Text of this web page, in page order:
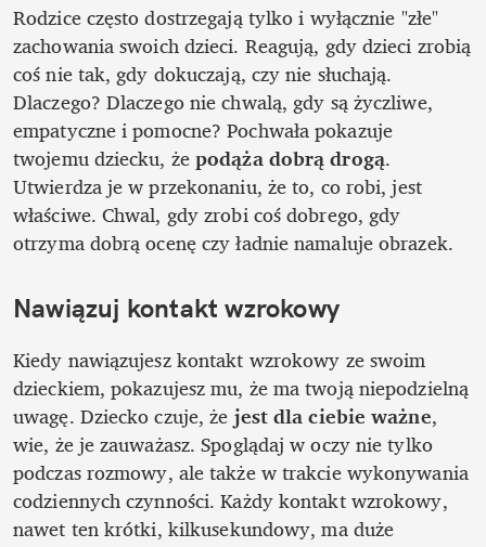
Rodzice często dostrzegają tylko i wyłącznie "złe"
zachowania swoich dzieci. Reagują, gdy dzieci zrobią
coś nie tak, gdy dokuczają, czy nie słuchają.
Dlaczego? Dlaczego nie chwalą, gdy są życzliwe,
empatyczne i pomocne? Pochwała pokazuje
twojemu dziecku, że podąża dobrą drogą.
Utwierdza je w przekonaniu, że to, co robi, jest
właściwe. Chwal, gdy zrobi coś dobrego, gdy
otrzyma dobrą ocenę czy ładnie namaluje obrazek.
Nawiązuj kontakt wzrokowy
Kiedy nawiązujesz kontakt wzrokowy ze swoim
dzieckiem, pokazujesz mu, że ma twoją niepodzielną
uwagę. Dziecko czuje, że jest dla ciebie ważne,
wie, że je zauważasz. Spoglądaj w oczy nie tylko
podczas rozmowy, ale także w trakcie wykonywania
codziennych czynności. Każdy kontakt wzrokowy,
nawet ten krótki, kilkusekundowy, ma duże